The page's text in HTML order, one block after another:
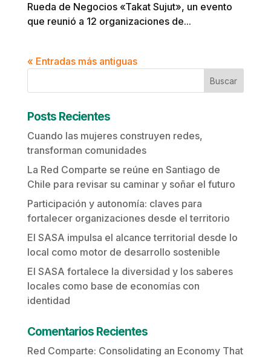
Rueda de Negocios «Takat Sujut», un evento
que reunió a 12 organizaciones de...
« Entradas más antiguas
Buscar
Posts Recientes
Cuando las mujeres construyen redes,
transforman comunidades
La Red Comparte se reúne en Santiago de
Chile para revisar su caminar y soñar el futuro
Participación y autonomía: claves para
fortalecer organizaciones desde el territorio
El SASA impulsa el alcance territorial desde lo
local como motor de desarrollo sostenible
El SASA fortalece la diversidad y los saberes
locales como base de economías con
identidad
Comentarios Recientes
Red Comparte: Consolidating an Economy That